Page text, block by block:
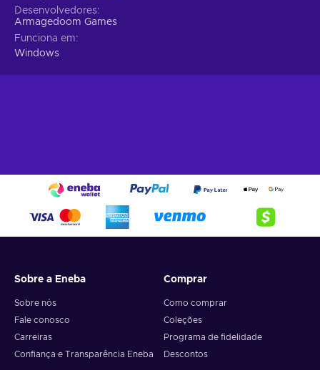
Desenvolvedores
Armagedoom Games
Funciona em
Windows
Sobre a Eneba
Sobre nós
Fale conosco
Carreiras
Confiança e Transparência Eneba
Comprar
Como comprar
Coleções
Programa de fidelidade
Descontos